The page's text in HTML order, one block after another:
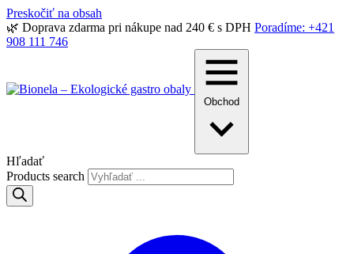
Preskočiť na obsah
🌿 Doprava zdarma pri nákupe nad 240 € s DPH Poradíme: +421
908 111 746
Obchod
Hľadať
Products search